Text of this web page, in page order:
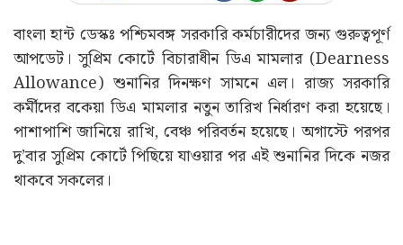
বাংলা হান্ট ডেস্কঃ পশ্চিমবঙ্গ সরকারি কর্মচারীদের জন্য গুরুত্বপূর্ণ
আপডেট। সুপ্রিম কোর্টে বিচারাধীন ডিএ মামলার (Dearness
Allowance) শুনানির দিনক্ষণ সামনে এল। রাজ্য সরকারি
কর্মীদের বকেয়া ডিএ মামলার নতুন তারিখ নির্ধারণ করা হয়েছে।
পাশাপাশি জানিয়ে রাখি, বেঞ্চ পরিবর্তন হয়েছে। অগাস্টে পরপর
দু’বার সুপ্রিম কোর্টে পিছিয়ে যাওয়ার পর এই শুনানির দিকে নজর
থাকবে সকলের।